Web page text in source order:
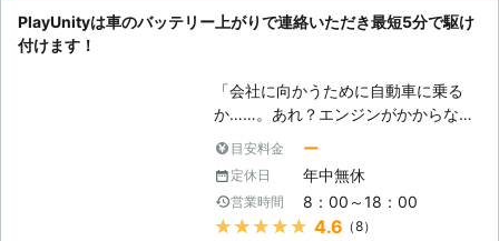
けなくなるかも……」という問題を解
消いたします。 もしも車のバッテリ
がお客様により良い快適な旅行ライフ
や快適で明るいカーライフを提供いた
けられるようになったのです。 この
することができます。もしも車のエン
ジンが止まった場合、弊社までご連絡
くださいませ。連絡後、弊社スタッフ
がお客様の元へ駆けつけて車のバッテ
PlayUnityは車のバッテリー上がりで連絡いただき最短5分で駆け
付けます！
「会社に向かうために自動車に乗る
か……。あれ？エンジンがかからな
りますよね。当たり前のように動くと
思っていたので、今から電車で会社に
行こうにも、遅刻してしまうかもしれ
ません。「どうせ遅刻するなら、車が
目安料金 ー
定休日 年中無休
営業時間 8：00～18：00
★★★★★ 4.6 （8）